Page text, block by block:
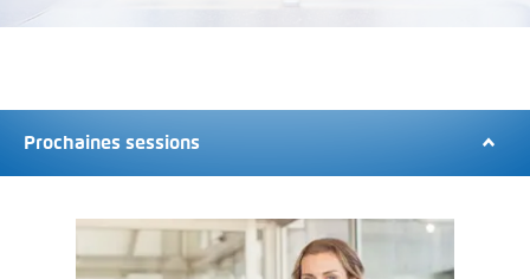
Prochaines sessions